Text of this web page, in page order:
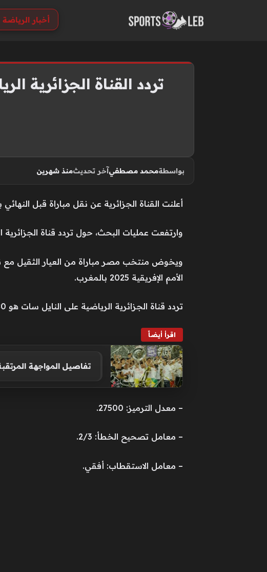
أخبار الرياضة
تردد القناة الجزائرية
بواسطةمحمد مصطفيآخر تحديثمنذ شهرين
أعلنت القناة الجزائرية عن نقل مباراة قبل النهائي
وارتفعت عمليات البحث، حول تردد قناة
ويخوض منتخب مصر مباراة من العيار الثقيل مع
الأمم الإفريقية 2025 بالمغرب.
تردد قناة الجزائرية الرياضية على النايل سات هو 11680.
اقرأ أيضاً
تفاصيل المواجهة
– معدل الترميز: 27500.
– معامل تصحيح الخطأ: 2/3.
– معامل الاستقطاب: أفقي.